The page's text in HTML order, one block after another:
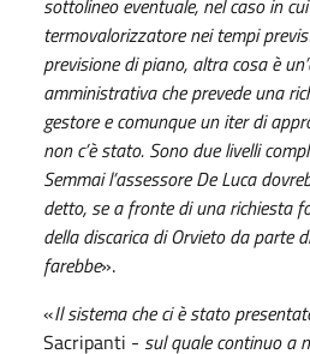
termovalorizzatore nei tempi
previsione di piano, altra cosa è
amministrativa che prevede una
gestore e comunque un iter di
non c’è stato. Sono due livelli
Semmai l’assessore De Luca
detto, se a fronte di una richiesta
della discarica di Orvieto da parte
farebbe».
«Il sistema che ci è stato
Sacripanti - sul quale continuo a